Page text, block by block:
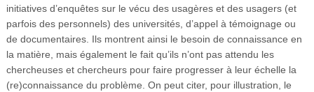
initiatives d’enquêtes sur le vécu des usagères et des usagers (et
parfois des personnels) des universités, d’appel à témoignage ou
de documentaires. Ils montrent ainsi le besoin de connaissance en
la matière, mais également le fait qu’ils n’ont pas attendu les
chercheuses et chercheurs pour faire progresser à leur échelle la
(re)connaissance du problème. On peut citer, pour illustration, le